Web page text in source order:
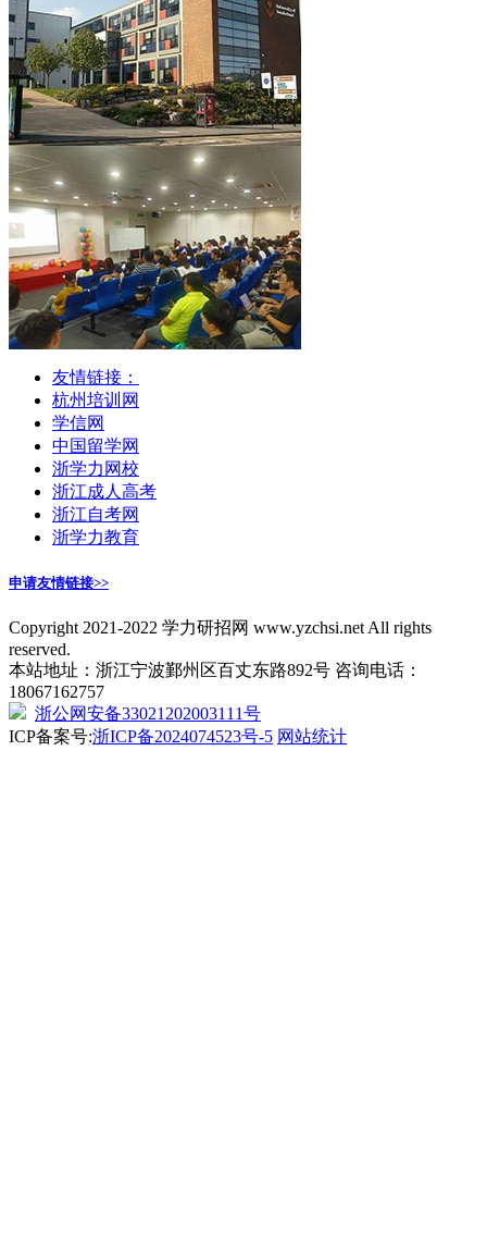
友情链接：
杭州培训网
学信网
中国留学网
浙学力网校
浙江成人高考
浙江自考网
浙学力教育
申请友情链接>>
Copyright 2021-2022 学力研招网 www.yzchsi.net All rights
reserved.
本站地址：浙江宁波鄞州区百丈东路892号 咨询电话：
18067162757
浙公网安备33021202003111号
ICP备案号:浙ICP备2024074523号-5 网站统计